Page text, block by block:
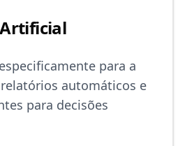
para a
automáticos e
para decisões